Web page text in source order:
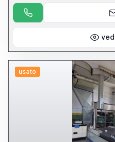
usato